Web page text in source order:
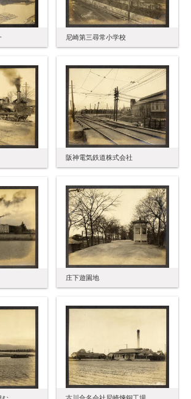
尼崎第三尋常小学校
阪神電気鉄道株式会社
庄下遊園地